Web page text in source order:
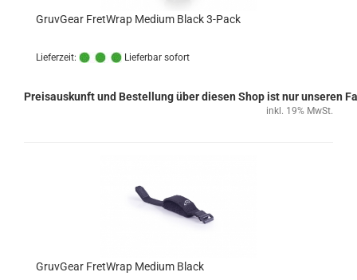
GruvGear FretWrap Medium Black 3-Pack
Lieferzeit: Lieferbar sofort
Preisauskunft und Bestellung über diesen Shop ist nur unseren
inkl. 19% MwSt.
GruvGear FretWrap Medium Black